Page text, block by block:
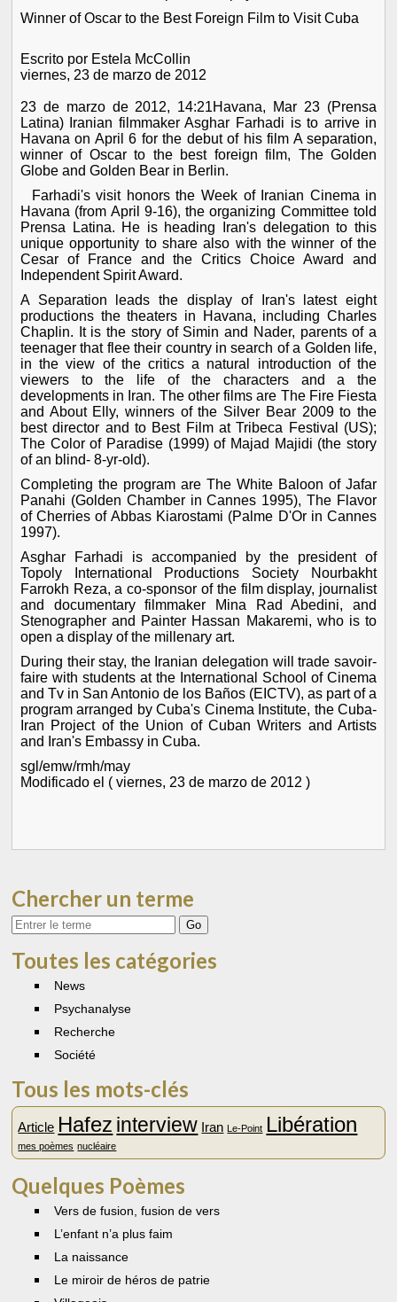
Winner of Oscar to the Best Foreign Film to Visit Cuba
Escrito por Estela McCollin
viernes, 23 de marzo de 2012
23 de marzo de 2012, 14:21Havana, Mar 23 (Prensa
Latina) Iranian filmmaker Asghar Farhadi is to arrive in
Havana on April 6 for the debut of his film A separation,
winner of Oscar to the best foreign film, The Golden
Globe and Golden Bear in Berlin.
Farhadi's visit honors the Week of Iranian Cinema in
Havana (from April 9-16), the organizing Committee told
Prensa Latina. He is heading Iran's delegation to this
unique opportunity to share also with the winner of the
Cesar of France and the Critics Choice Award and
Independent Spirit Award.
A Separation leads the display of Iran's latest eight
productions the theaters in Havana, including Charles
Chaplin. It is the story of Simin and Nader, parents of a
teenager that flee their country in search of a Golden life,
in the view of the critics a natural introduction of the
viewers to the life of the characters and a the
developments in Iran. The other films are The Fire Fiesta
and About Elly, winners of the Silver Bear 2009 to the
best director and to Best Film at Tribeca Festival (US);
The Color of Paradise (1999) of Majad Majidi (the story
of an blind- 8-yr-old).
Completing the program are The White Baloon of Jafar
Panahi (Golden Chamber in Cannes 1995), The Flavor
of Cherries of Abbas Kiarostami (Palme D'Or in Cannes
1997).
Asghar Farhadi is accompanied by the president of
Topoly International Productions Society Nourbakht
Farrokh Reza, a co-sponsor of the film display, journalist
and documentary filmmaker Mina Rad Abedini, and
Stenographer and Painter Hassan Makaremi, who is to
open a display of the millenary art.
During their stay, the Iranian delegation will trade savoir-
faire with students at the International School of Cinema
and Tv in San Antonio de los Baños (EICTV), as part of a
program arranged by Cuba's Cinema Institute, the Cuba-
Iran Project of the Union of Cuban Writers and Artists
and Iran's Embassy in Cuba.
sgl/emw/rmh/may
Modificado el ( viernes, 23 de marzo de 2012 )
Chercher un terme
Votre
recherche
Toutes les catégories
News
Psychanalyse
Recherche
Société
Tous les mots-clés
Article Hafez interview Iran Le-Point Libération
mes poèmes nucléaire
Quelques Poèmes
Vers de fusion, fusion de vers
L’enfant n’a plus faim
La naissance
Le miroir de héros de patrie